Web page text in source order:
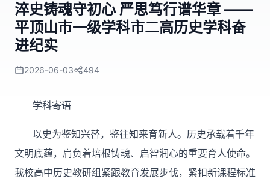
淬史铸魂守初心 严思笃行谱华章 ——
平顶山市一级学科市二高历史学科奋
进纪实
2026-06-03 494
学科寄语
以史为鉴知兴替，鉴往知来育新人。历史承载着千年
文明底蕴，肩负着培根铸魂、启智润心的重要育人使命。
我校高中历史教研组紧跟教育发展步伐，紧扣新课程标准